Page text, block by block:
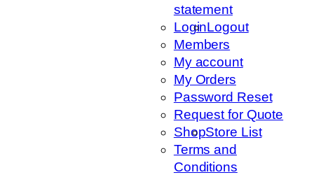
statement
LoginLogout
Members
My account
My Orders
Password Reset
Request for Quote
ShopStore List
Terms and
Conditions